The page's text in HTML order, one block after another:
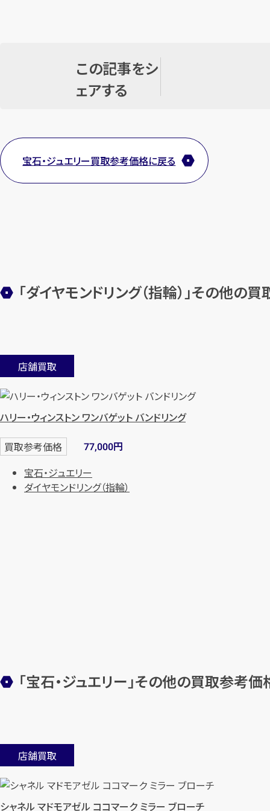
この記事をシ
ェアする
宝石・ジュエリー買取参考価格に戻る
「ダイヤモンドリング（指輪）」その他の
店舗買取
ハリー・ウィンストン ワンバゲット バンドリング
買取参考価格 77,000円
宝石・ジュエリー
ダイヤモンドリング（指輪）
「宝石・ジュエリー」その他の買取参考価
店舗買取
シャネル マドモアゼル ココマーク ミラー ブローチ